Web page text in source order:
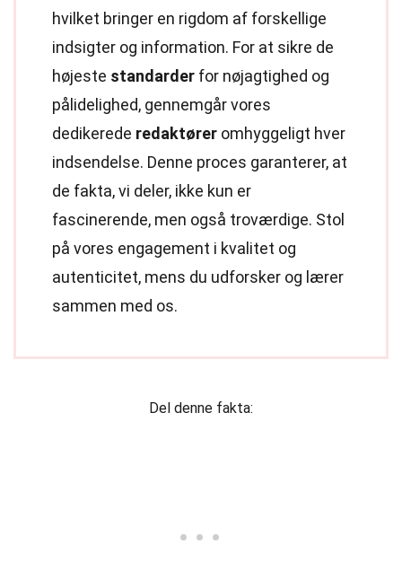
hvilket bringer en rigdom af forskellige
indsigter og information. For at sikre de
højeste standarder for nøjagtighed og
pålidelighed, gennemgår vores
dedikerede redaktører omhyggeligt hver
indsendelse. Denne proces garanterer, at
de fakta, vi deler, ikke kun er
fascinerende, men også troværdige. Stol
på vores engagement i kvalitet og
autenticitet, mens du udforsker og lærer
sammen med os.
Del denne fakta: